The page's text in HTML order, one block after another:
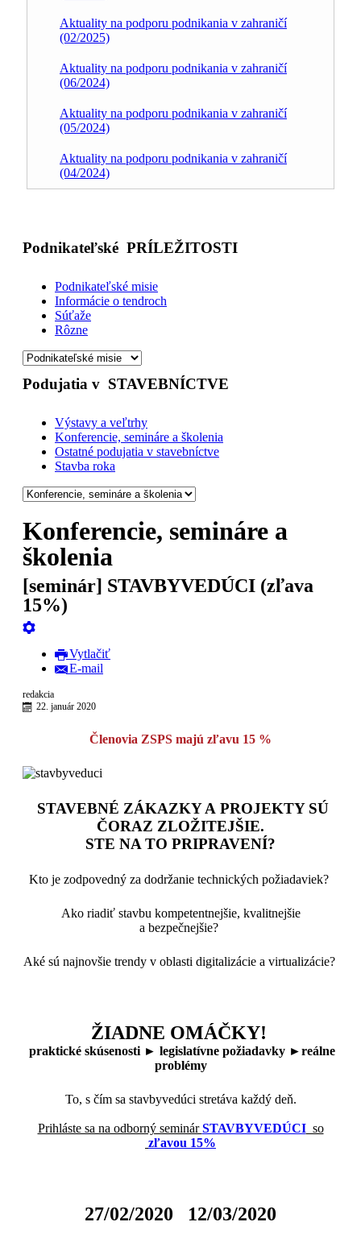
Aktuality na podporu podnikania v zahraničí
(02/2025)
Aktuality na podporu podnikania v zahraničí
(06/2024)
Aktuality na podporu podnikania v zahraničí
(05/2024)
Aktuality na podporu podnikania v zahraničí
(04/2024)
Podnikateľské PRÍLEŽITOSTI
Podnikateľské misie
Informácie o tendroch
Súťaže
Rôzne
Podujatia v STAVEBNÍCTVE
Výstavy a veľtrhy
Konferencie, semináre a školenia
Ostatné podujatia v stavebníctve
Stavba roka
Konferencie, semináre a
školenia
[seminár] STAVBYVEDÚCI (zľava
15%)
Vytlačiť
E-mail
redakcia
22. január 2020
Členovia ZSPS majú zľavu 15 %
STAVEBNÉ ZÁKAZKY A PROJEKTY SÚ
ČORAZ ZLOŽITEJŠIE.
STE NA TO PRIPRAVENÍ?
Kto je zodpovedný za dodržanie technických požiadaviek?
Ako riadiť stavbu kompetentnejšie, kvalitnejšie
a bezpečnejšie?
Aké sú najnovšie trendy v oblasti digitalizácie a virtualizácie? ​
ŽIADNE OMÁČKY!
praktické skúsenosti ► legislatívne požiadavky ►reálne
problémy
To, s čím sa stavbyvedúci stretáva každý deň.
Prihláste sa na odborný seminárSTAVBYVEDÚCIso
zľavou 15%
27/02/2020 12/03/2020